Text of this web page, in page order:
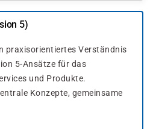
5)
praxisorientiertes Verständnis
5-Ansätze für das
und Produkte.
Konzepte, gemeinsame